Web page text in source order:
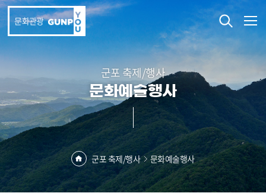
본문 바로가기
문화관광
군포 축제/행사
문화예술행사
군포 축제/행사 문화예술행사